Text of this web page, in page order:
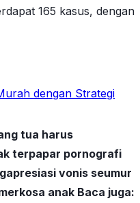
165 kasus, dengan
dengan Strategi
tua harus
terpapar pornografi
vonis seumur
anak Baca juga: